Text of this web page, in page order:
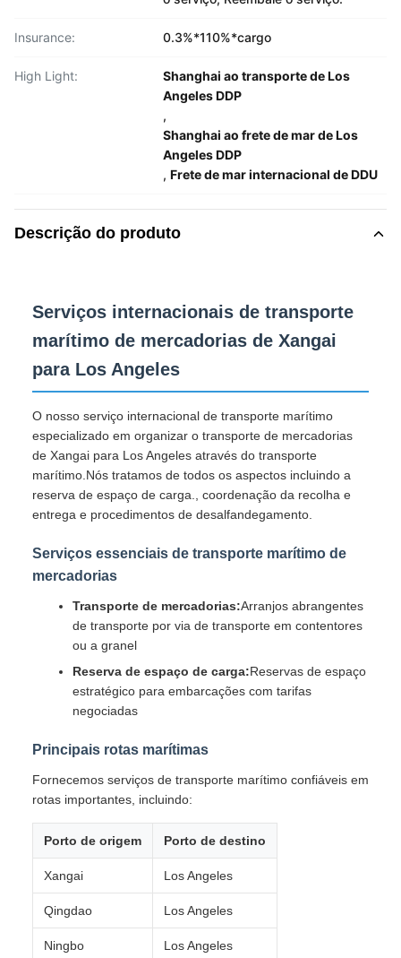
Insurance: 0.3%*110%*cargo
High Light:
Shanghai ao transporte de Los
Angeles DDP
,
Shanghai ao frete de mar de Los
Angeles DDP
, Frete de mar internacional de DDU
Descrição do produto
Serviços internacionais de transporte
marítimo de mercadorias de Xangai
para Los Angeles
O nosso serviço internacional de transporte marítimo
especializado em organizar o transporte de mercadorias
de Xangai para Los Angeles através do transporte
marítimo.Nós tratamos de todos os aspectos incluindo a
reserva de espaço de carga., coordenação da recolha e
entrega e procedimentos de desalfandegamento.
Serviços essenciais de transporte marítimo de
mercadorias
Transporte de mercadorias:Arranjos abrangentes
de transporte por via de transporte em contentores
ou a granel
Reserva de espaço de carga:Reservas de espaço
estratégico para embarcações com tarifas
negociadas
Principais rotas marítimas
Fornecemos serviços de transporte marítimo confiáveis em
rotas importantes, incluindo:
Porto de origem Porto de destino
Xangai Los Angeles
Qingdao Los Angeles
Ningbo Los Angeles